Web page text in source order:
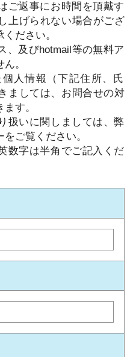
ご返事にお時間を頂戴す
上げられない場合がござ
ださい。
、及びhotmail等の無料ア
。
⼈情報（下記住所、⽒
ましては、お問合せの対
す。
扱いに関しましては、弊
ご覧ください。
数字は半⾓でご記⼊くだ